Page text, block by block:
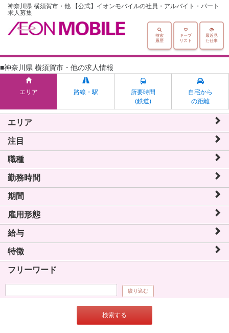
神奈川県 横須賀市・他 【公式】イオンモバイルの社員・アルバイト・パート
求人募集
最近見
た仕事
キープ
リスト
検索
履歴
■神奈川県 横須賀市・他の求人情報
エリア 路線・駅
所要時間
(鉄道)
自宅から
の距離
エリア
注目
職種
勤務時間
期間
雇用形態
給与
特徴
フリーワード
絞り込む
検索する